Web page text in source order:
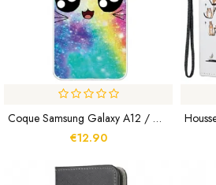
Coque Samsung Galaxy A12 / M12 Chat Cartoon
€12.90